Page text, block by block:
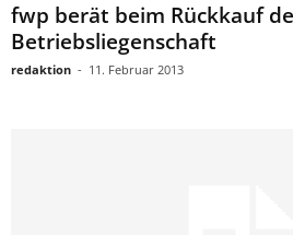
fwp berät beim Rückkauf
Betriebsliegenschaft
redaktion - 11. Februar 2013